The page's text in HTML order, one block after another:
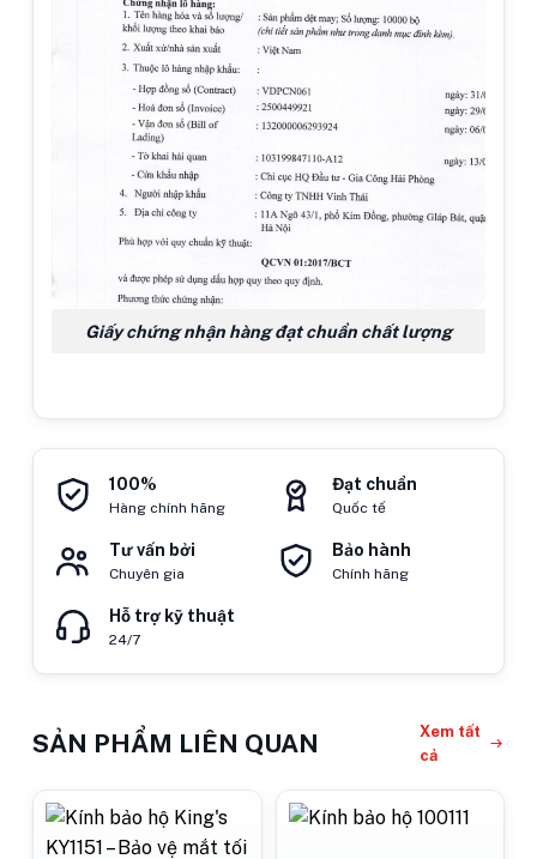
Giấy chứng nhận hàng đạt chuẩn chất lượng
100%
Hàng chính hãng
Đạt chuẩn
Quốc tế
Tư vấn bởi
Chuyên gia
Bảo hành
Chính hãng
Hỗ trợ kỹ thuật
24/7
SẢN PHẨM LIÊN QUAN
Xem tất
cả